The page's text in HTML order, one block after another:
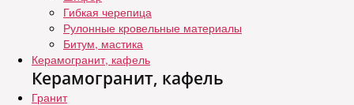
Гибкая черепица
Рулонные кровельные материалы
Битум, мастика
Керамогранит, кафель
Керамогранит, кафель
Гранит